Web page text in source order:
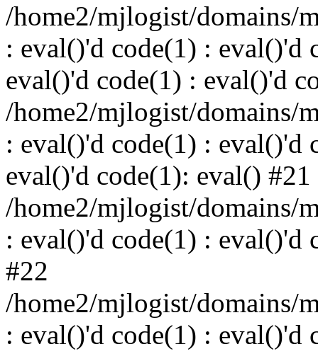
/home2/mjlogist/domains/
: eval()'d code(1) : eval()'d
eval()'d code(1) : eval()'d
/home2/mjlogist/domains/
: eval()'d code(1) : eval()'d
eval()'d code(1): eval() #21
/home2/mjlogist/domains/
: eval()'d code(1) : eval()'d
#22
/home2/mjlogist/domains/
: eval()'d code(1) : eval()'d